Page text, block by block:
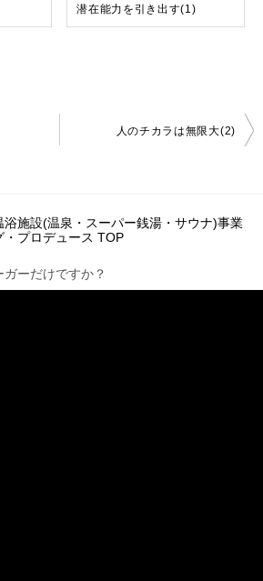
潜在能力を引き出す(1)
人のチカラは無限大(2)
施設(温泉・スーパー銭湯・サウナ)事業
プロデュース TOP
ガーだけですか？